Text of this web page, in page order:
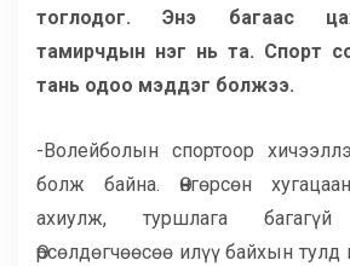
тоглодог. Энэ багаас
тамирчдын нэг нь та. Спорт
тань одоо мэддэг болжээ.
-Волейболын спортоор
болж байна. Өнгөрсөн
ахиулж, туршлага багагүй
Өрсөлдөгчөөсөө илүү байхын